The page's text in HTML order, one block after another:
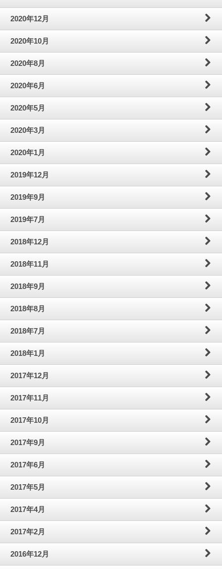
2020年12月
2020年10月
2020年8月
2020年6月
2020年5月
2020年3月
2020年1月
2019年12月
2019年9月
2019年7月
2018年12月
2018年11月
2018年9月
2018年8月
2018年7月
2018年1月
2017年12月
2017年11月
2017年10月
2017年9月
2017年6月
2017年5月
2017年4月
2017年2月
2016年12月